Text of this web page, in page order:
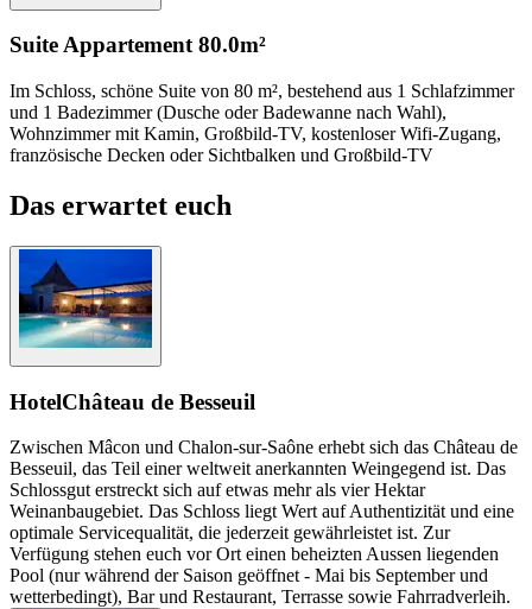
Suite Appartement80.0m²
Im Schloss, schöne Suite von 80 m², bestehend aus 1 Schlafzimmer
und 1 Badezimmer (Dusche oder Badewanne nach Wahl),
Wohnzimmer mit Kamin, Großbild-TV, kostenloser Wifi-Zugang,
französische Decken oder Sichtbalken und Großbild-TV
Das erwartet euch
HotelChâteau de Besseuil
Zwischen Mâcon und Chalon-sur-Saône erhebt sich das Château de
Besseuil, das Teil einer weltweit anerkannten Weingegend ist. Das
Schlossgut erstreckt sich auf etwas mehr als vier Hektar
Weinanbaugebiet. Das Schloss liegt Wert auf Authentizität und eine
optimale Servicequalität, die jederzeit gewährleistet ist. Zur
Verfügung stehen euch vor Ort einen beheizten Aussen liegenden
Pool (nur während der Saison geöffnet - Mai bis September und
wetterbedingt), Bar und Restaurant, Terrasse sowie Fahrradverleih.